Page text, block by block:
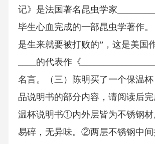
记》是法国著名昆虫学家
毕生心血完成的一部昆虫学著作。
是生来就要被打败的”，这是美国作
____的代表作《
名言。（三）陈明买了一个保温
品说明书的部分内容，请阅读后
温杯说明书①内外层皆为不锈钢材
易碎，无异味。②两层不锈钢中间